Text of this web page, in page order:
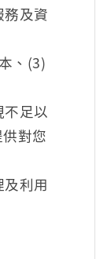
及資
、(3)
足以
對您
利用